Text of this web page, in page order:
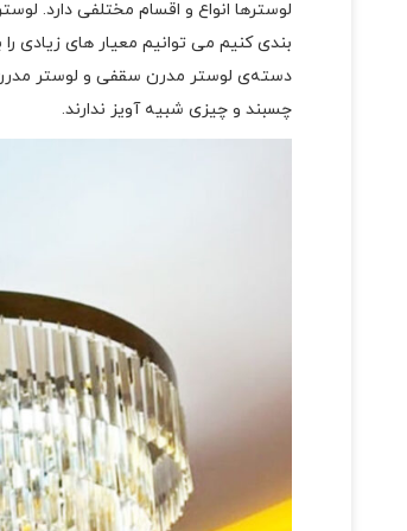
لوسترها انواع و اقسام مختلفی دارد.
بندی کنیم می توانیم معیار های زیادی
دسته‌ی لوستر مدرن سقفی و لوستر
چسبند و چیزی شبیه آویز ندارند.